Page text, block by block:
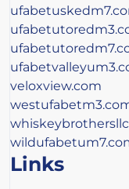
veloxview.com
Links